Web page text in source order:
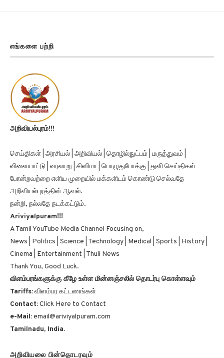
எங்களை பற்றி
அறிவியல்புரம்!!!
செய்திகள் | அரசியல் | அறிவியல் | தொழில்நுட்பம் | மருத்துவம் |
விளையாட்டு | வரலாறு | சினிமா | பொழுதுபோக்கு | துளி செய்திகள்
போன்றவற்றை எளிய முறையில் மக்களிடம் கொண்டு செல்வதே
அறிவியல்புரத்தின் ஆவல்.
நன்றி, நல்லதே நடக்கட்டும்.
Ariviyalpuram!!!
A Tamil YouTube Media Channel Focusing on,
News | Politics | Science | Technology | Medical | Sports | History |
Cinema | Entertainment | Thuli News
Thank You, Good Luck.
விளம்பரங்களுக்கு கீழே உள்ள மின்னஞ்சலில் தொடர்பு கொள்ளவும்
Tariffs:விளம்பர கட்டணங்கள்
Contact:Click Here to Contact
e-Mail: email@ariviyalpuram.com
Tamilnadu, India.
அறிவியலை பின்தொடரவும்